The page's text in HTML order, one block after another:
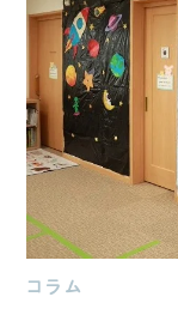
コラム